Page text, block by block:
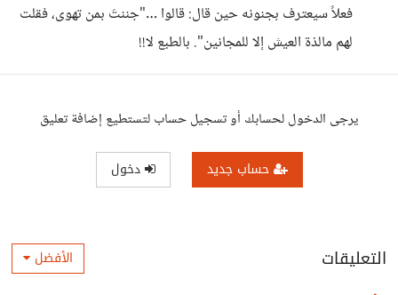
فعلاً سيعترف بجنونه حين قال: قالوا …"جننتَ بمن تهوى، فقلت
لهم مالذة العيش إلا للمجانين". بالطبع لا!!
يرجى الدخول لحسابك أو تسجيل حساب لتستطيع إضافة تعليق
حساب جديد دخول
التعليقات الأفضل